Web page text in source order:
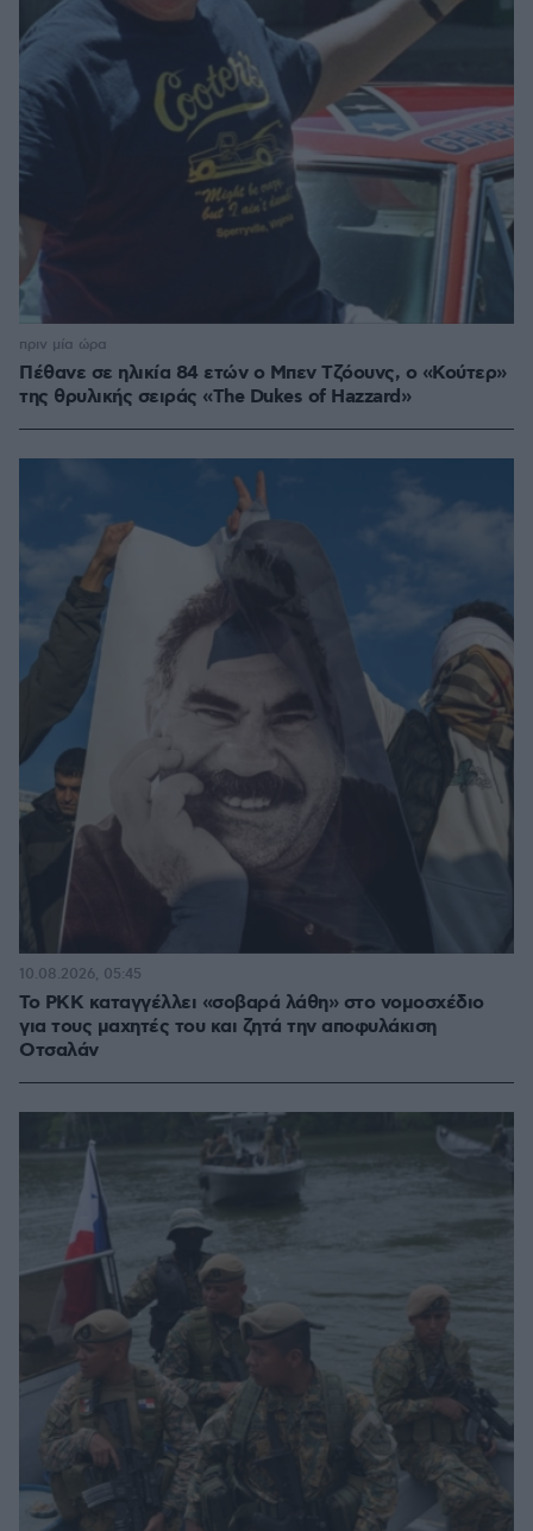
Πέθανε σε ηλικία 84 ετών ο Μπεν Τζόουνς, ο «Κούτερ»
της θρυλικής σειράς «The Dukes of Hazzard»
πριν μία ώρα
Το PKK καταγγέλλει «σοβαρά λάθη» στο νομοσχέδιο
για τους μαχητές του και ζητά την αποφυλάκιση
Οτσαλάν
10.08.2026, 05:45